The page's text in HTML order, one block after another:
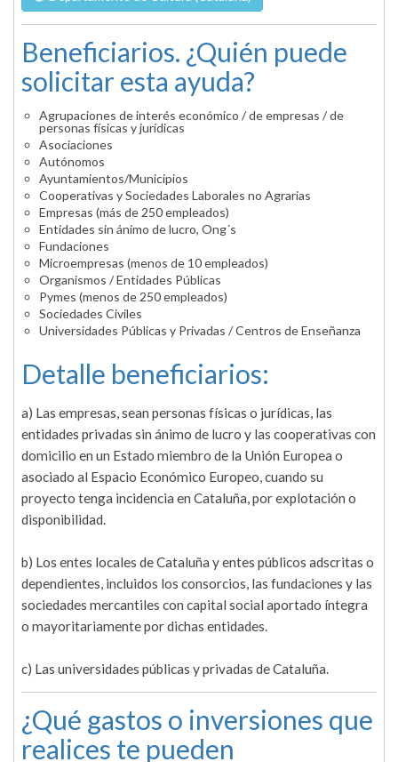
Beneficiarios. ¿Quién puede
solicitar esta ayuda?
Agrupaciones de interés económico / de empresas / de
personas físicas y jurídicas
Asociaciones
Autónomos
Ayuntamientos/Municipios
Cooperativas y Sociedades Laborales no Agrarias
Empresas (más de 250 empleados)
Entidades sin ánimo de lucro, Ong´s
Fundaciones
Microempresas (menos de 10 empleados)
Organismos / Entidades Públicas
Pymes (menos de 250 empleados)
Sociedades Civiles
Universidades Públicas y Privadas / Centros de Enseñanza
Detalle beneficiarios:
a) Las empresas, sean personas físicas o jurídicas, las
entidades privadas sin ánimo de lucro y las cooperativas con
domicilio en un Estado miembro de la Unión Europea o
asociado al Espacio Económico Europeo, cuando su
proyecto tenga incidencia en Cataluña, por explotación o
disponibilidad.
b) Los entes locales de Cataluña y entes públicos adscritas o
dependientes, incluidos los consorcios, las fundaciones y las
sociedades mercantiles con capital social aportado íntegra
o mayoritariamente por dichas entidades.
c) Las universidades públicas y privadas de Cataluña.
¿Qué gastos o inversiones que
realices te pueden